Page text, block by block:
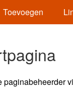
Toevoegen
paginabeheerder